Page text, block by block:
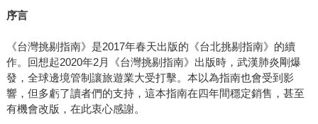
序言
《台灣挑剔指南》是2017年春天出版的《台北挑剔指南》的續
作。回想起2020年2月《台灣挑剔指南》出版時，武漢肺炎剛爆
發，全球邊境管制讓旅遊業大受打擊。本以為指南也會受到影
響，但多虧了讀者們的支持，這本指南在四年間穩定銷售，甚至
有機會改版，在此衷心感謝。